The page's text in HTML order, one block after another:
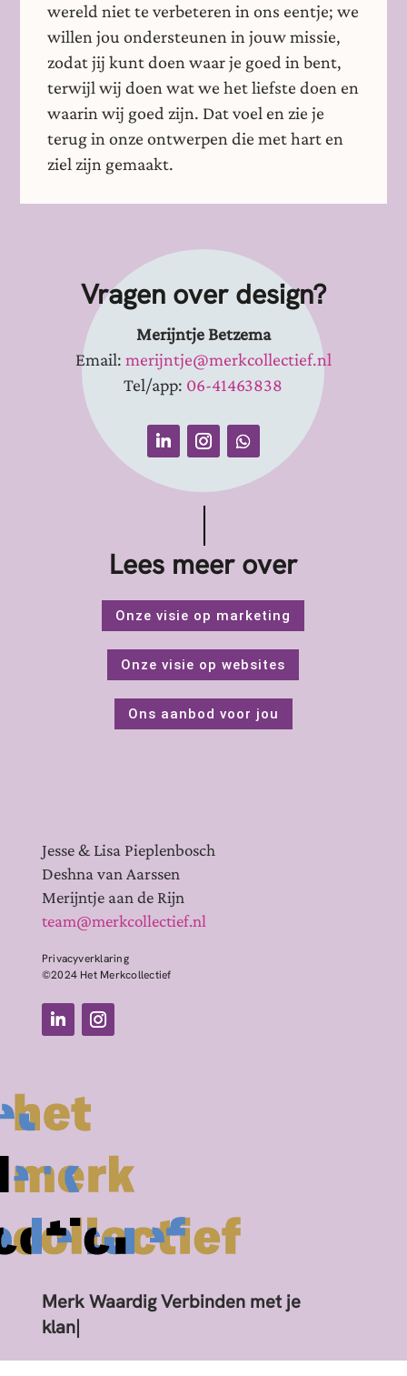
wereld niet te verbeteren in ons eentje; we
willen jou ondersteunen in jouw missie,
zodat jij kunt doen waar je goed in bent,
terwijl wij doen wat we het liefste doen en
waarin wij goed zijn. Dat voel en zie je
terug in onze ontwerpen die met hart en
ziel zijn gemaakt.
Vragen over design?
Merijntje Betzema
Email: merijntje@merkcollectief.nl
Tel/app: 06-41463838
Lees meer over
Onze visie op marketing
Onze visie op websites
Ons aanbod voor jou
Merk Waardig Verbinden met je
klant
Jesse & Lisa Pieplenbosch
Deshna van Aarssen
Merijntje aan de Rijn
team@merkcollectief.nl
Privacyverklaring
©2024 Het Merkcollectief